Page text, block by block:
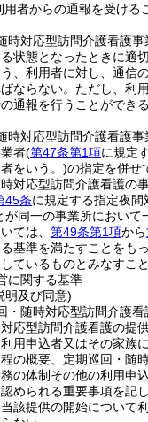
用者からの通報を受ける
時対応型訪問介護看護
状態となったときに適
、利用者に対し、通信
ならない。 ただし、利
通報を行うことができ
時対応型訪問介護看護事
者(第47条第1項に規定
をいう。)の指定を併せ
対応型訪問介護看護の
45条に規定する指定夜
が同一の事業所において
ては、 第49条第1項から
基準を満たすことをもっ
ているものとみなすこと
に関する基準
明及び同意)
・随時対応型訪問介護
応型訪問介護看護の提
用申込者又はその家族に
の概要、定期巡回・随
の体制その他の利用申
められる重要事項を記
該提供の開始について